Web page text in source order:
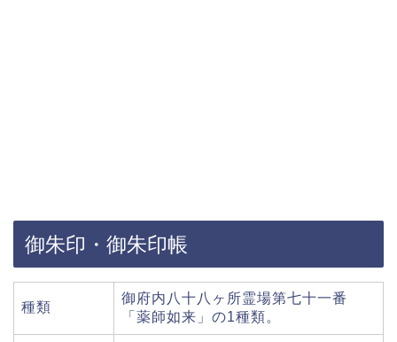
御朱印・御朱印帳
種類
御府内八十八ヶ所霊場第七十一番
「薬師如来」の1種類。